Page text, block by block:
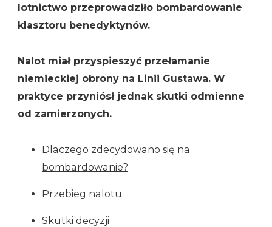
lotnictwo przeprowadziło bombardowanie
klasztoru benedyktynów.
Nalot miał przyspieszyć przełamanie
niemieckiej obrony na Linii Gustawa. W
praktyce przyniósł jednak skutki odmienne
od zamierzonych.
Dlaczego zdecydowano się na
bombardowanie?
Przebieg nalotu
Skutki decyzji